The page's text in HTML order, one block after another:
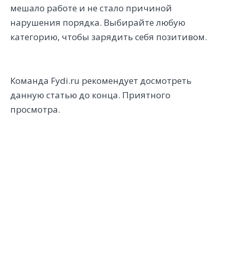
мешало работе и не стало причиной
нарушения порядка. Выбирайте любую
категорию, чтобы зарядить себя позитивом.
Команда Fydi.ru рекомендует досмотреть
данную статью до конца. Приятного
просмотра.